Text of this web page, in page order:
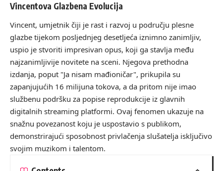
Vincentova Glazbena Evolucija
Vincent, umjetnik čiji je rast i razvoj u području plesne
glazbe tijekom posljednjeg desetljeća iznimno zanimljiv,
uspio je stvoriti impresivan opus, koji ga stavlja među
najzanimljivije novitete na sceni. Njegova prethodna
izdanja, poput "Ja nisam mađioničar", prikupila su
zapanjujućih 16 milijuna tokova, a da pritom nije imao
službenu podršku za popise reprodukcije iz glavnih
digitalnih streaming platformi. Ovaj fenomen ukazuje na
snažnu povezanost koju je uspostavio s publikom,
demonstrirajući sposobnost privlačenja slušatelja isključivo
svojim muzikom i talentom.